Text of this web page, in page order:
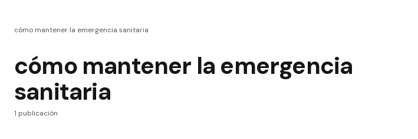
cómo mantener la emergencia sanitaria
cómo mantener la emergencia
sanitaria
1 publicación